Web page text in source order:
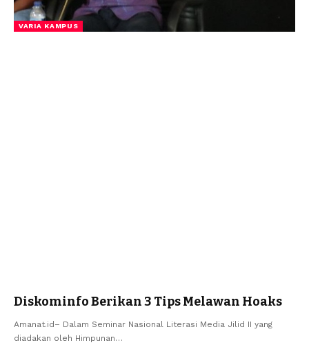
VARIA KAMPUS
Diskominfo Berikan 3 Tips Melawan Hoaks
Amanat.id– Dalam Seminar Nasional Literasi Media Jilid II yang
diadakan oleh Himpunan…